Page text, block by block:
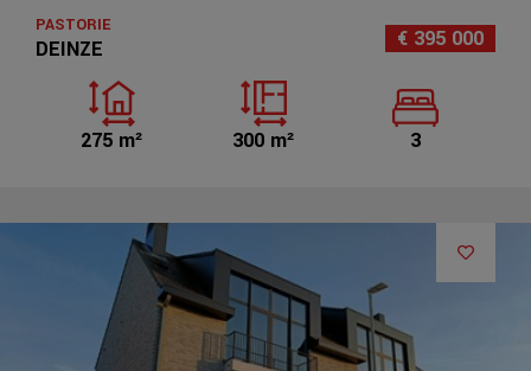
€ 395 000
DEINZE
PASTORIE
3
300 m²
275 m²